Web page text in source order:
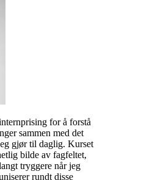
for å forstå
sammen med det
gjør til daglig. Kurset
bilde av fagfeltet,
tryggere når jeg
rundt disse